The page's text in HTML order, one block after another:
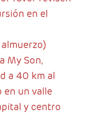
en el
almuerzo)
My Son,
a 40 km al
en un valle
y centro